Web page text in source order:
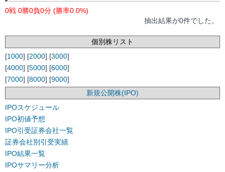
0戦 0勝0負0分 (勝率0.0%)
抽出結果が0件でした。
個別株リスト
[1000] [2000] [3000]
[4000] [5000] [6000]
[7000] [8000] [9000]
新規公開株(IPO)
IPOスケジュール
IPO初値予想
IPO引受証券会社一覧
証券会社別引受実績
IPO結果一覧
IPOサマリー分析